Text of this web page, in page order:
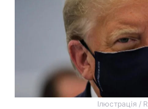
Ілюстрація /